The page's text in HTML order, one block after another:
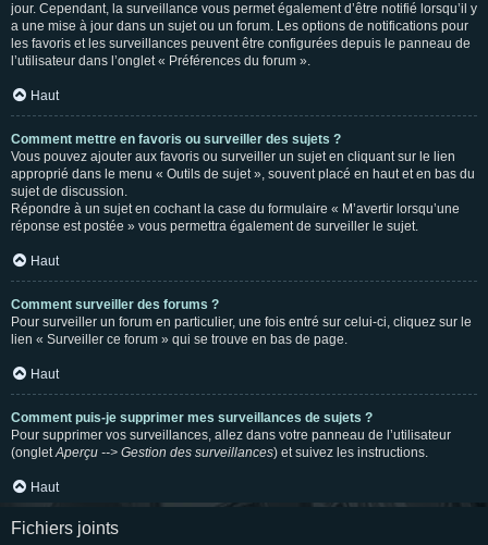
jour. Cependant, la surveillance vous permet également d’être notifié lorsqu’il y
a une mise à jour dans un sujet ou un forum. Les options de notifications pour
les favoris et les surveillances peuvent être configurées depuis le panneau de
l’utilisateur dans l’onglet « Préférences du forum ».
Haut
Comment mettre en favoris ou surveiller des sujets ?
Vous pouvez ajouter aux favoris ou surveiller un sujet en cliquant sur le lien
approprié dans le menu « Outils de sujet », souvent placé en haut et en bas du
sujet de discussion.
Répondre à un sujet en cochant la case du formulaire « M’avertir lorsqu’une
réponse est postée » vous permettra également de surveiller le sujet.
Haut
Comment surveiller des forums ?
Pour surveiller un forum en particulier, une fois entré sur celui-ci, cliquez sur le
lien « Surveiller ce forum » qui se trouve en bas de page.
Haut
Comment puis-je supprimer mes surveillances de sujets ?
Pour supprimer vos surveillances, allez dans votre panneau de l’utilisateur
(ongletAperçu --> Gestion des surveillances) et suivez les instructions.
Haut
Fichiers joints